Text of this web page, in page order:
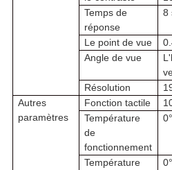
Temps de
réponse
8
Le point de vue
Angle de vue
Résolution
Autres
paramètres
Fonction tactile
Température
de
fonctionnement
Température